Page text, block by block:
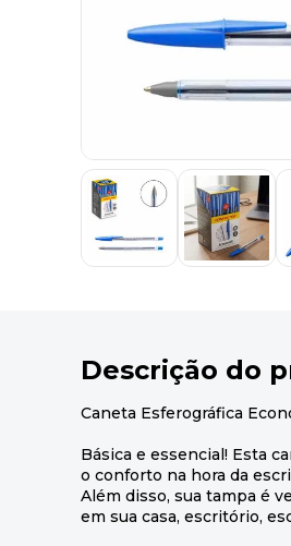
Descrição do
Caneta Esferográfica
Básica e essencial! Esta
o conforto na hora da
Além disso, sua tampa é
em sua casa, escritório,